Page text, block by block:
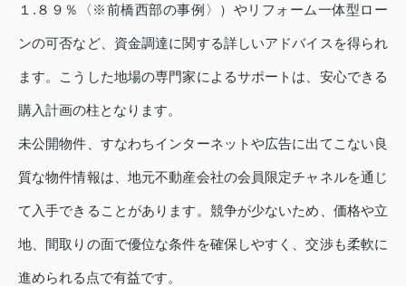
１.８９％〈※前橋西部の事例〉）やリフォーム一体型ロー
ンの可否など、資金調達に関する詳しいアドバイスを得られ
ます。こうした地場の専門家によるサポートは、安心できる
購入計画の柱となります。
未公開物件、すなわちインターネットや広告に出てこない良
質な物件情報は、地元不動産会社の会員限定チャネルを通じ
て入手できることがあります。競争が少ないため、価格や立
地、間取りの面で優位な条件を確保しやすく、交渉も柔軟に
進められる点で有益です。